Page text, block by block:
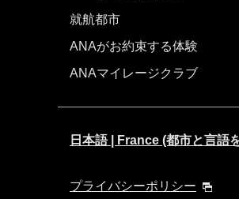
就航都市
ANAがお約束する体験
ANAマイレージクラブ
日本語 | France (都市と言語
プライバシーポリシー